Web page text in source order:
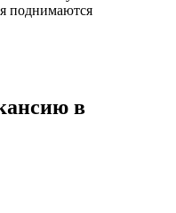
поднимаются
в